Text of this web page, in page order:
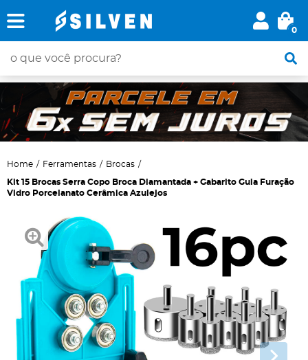
0
Home Ferramentas Brocas
Kit 15 Brocas Serra Copo Broca Diamantada + Gabarito Guia Furação
Vidro Porcelanato Cerâmica Azulejos